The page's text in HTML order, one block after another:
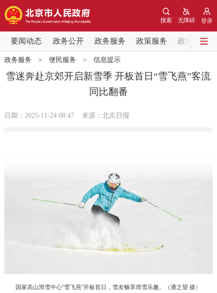
登录
无障碍
搜索
要闻动态 政务公开 政务服务 政策服务 政民互动
要闻动态
党中央精神 国务院信息
会议信息
政策兑现 政策解读
专题公开
政务服务 > 便民服务 > 信息提示
雪迷奔赴京郊开启新雪季 开板首日“雪飞燕”客流
同比翻番
日期：2025-11-24 08:47 来源：北京日报
国家高山滑雪中心“雪飞燕”开板首日，雪友畅享滑雪乐趣。（潘之望 摄）